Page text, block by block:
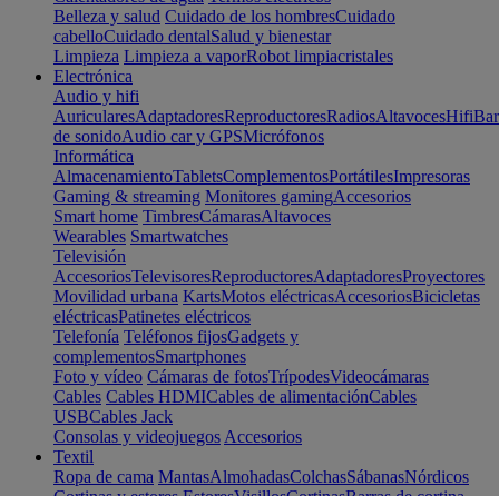
Belleza y salud Cuidado de los hombresCuidado
cabelloCuidado dentalSalud y bienestar
Limpieza Limpieza a vaporRobot limpiacristales
Electrónica
Audio y hifi
AuricularesAdaptadoresReproductoresRadiosAltavocesHifi
de sonidoAudio car y GPSMicrófonos
Informática
AlmacenamientoTabletsComplementosPortátilesImpresoras
Gaming & streaming Monitores gamingAccesorios
Smart home TimbresCámarasAltavoces
Wearables Smartwatches
Televisión
AccesoriosTelevisoresReproductoresAdaptadoresProyectores
Movilidad urbana KartsMotos eléctricasAccesoriosBicicletas
eléctricasPatinetes eléctricos
Telefonía Teléfonos fijosGadgets y
complementosSmartphones
Foto y vídeo Cámaras de fotosTrípodesVideocámaras
Cables Cables HDMICables de alimentaciónCables
USBCables Jack
Consolas y videojuegos Accesorios
Textil
Ropa de cama MantasAlmohadasColchasSábanasNórdicos